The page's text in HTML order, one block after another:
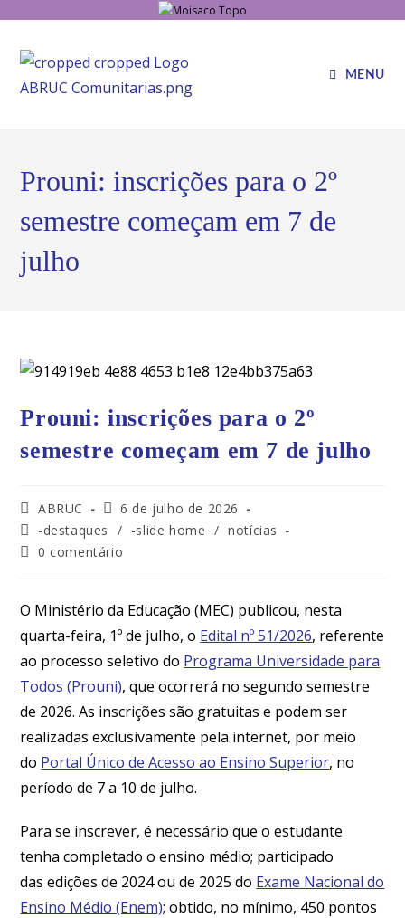
MENU
Prouni: inscrições para o 2º
semestre começam em 7 de
julho
Prouni: inscrições para o 2º
semestre começam em 7 de julho
ABRUC
6 de julho de 2026
-destaques
/ -slide home / notícias
0 comentário
O Ministério da Educação (MEC) publicou, nesta
quarta-feira, 1º de julho, o Edital nº 51/2026, referente
ao processo seletivo do Programa Universidade para
Todos (Prouni), que ocorrerá no segundo semestre
de 2026. As inscrições são gratuitas e podem ser
realizadas exclusivamente pela internet, por meio
do Portal Único de Acesso ao Ensino Superior, no
período de 7 a 10 de julho.
Para se inscrever, é necessário que o estudante
tenha completado o ensino médio; participado
das edições de 2024 ou de 2025 do Exame Nacional do
Ensino Médio (Enem); obtido, no mínimo, 450 pontos